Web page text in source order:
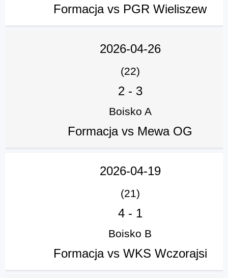
Formacja vs PGR Wieliszew
2026-04-26
(22)
2- 3
Boisko A
Formacja vs Mewa OG
2026-04-19
(21)
4- 1
Boisko B
Formacja vs WKS Wczorajsi